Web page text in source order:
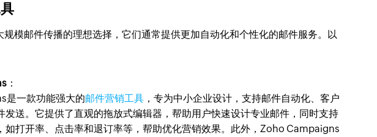
规模邮件传播的理想选择，它们通常提供更加自动化和个性化的邮件服务。以
：
是一款功能强大的邮件营销工具 ，专为中小企业设计，支持邮件自动化、客户
发送。它提供了直观的拖放式编辑器，帮助用户快速设计专业邮件，同时支持
如打开率、点击率和退订率等，帮助优化营销效果。此外，Zoho Campaigns